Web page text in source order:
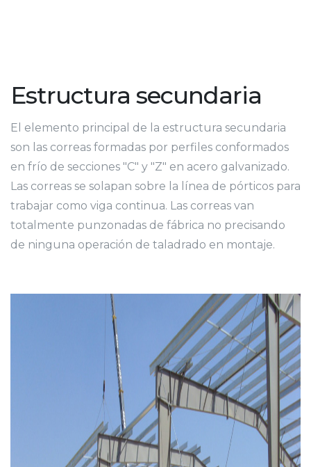
Estructura secundaria
El elemento principal de la estructura secundaria
son las correas formadas por perfiles conformados
en frío de secciones "C" y "Z" en acero galvanizado.
Las correas se solapan sobre la línea de pórticos para
trabajar como viga continua. Las correas van
totalmente punzonadas de fábrica no precisando
de ninguna operación de taladrado en montaje.